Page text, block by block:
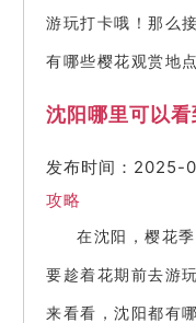
游玩打卡哦！那么
有哪些樱花观赏地
沈阳哪里可以
发布时间：2025-
攻略
在沈阳，樱花
要趁着花期前去游
来看看，沈阳都有